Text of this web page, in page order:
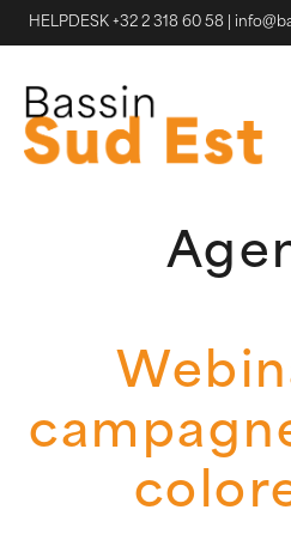
HELPDESK +32 2 318 60 58